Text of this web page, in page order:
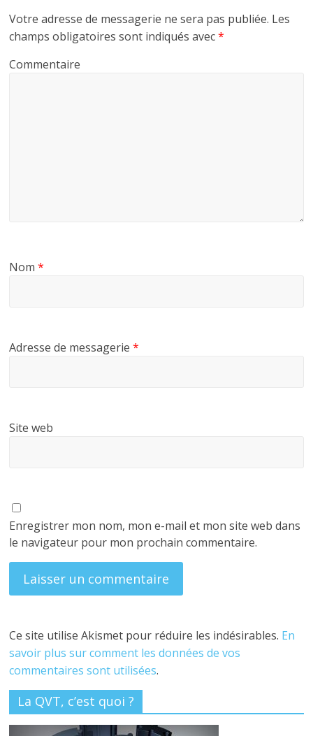
Votre adresse de messagerie ne sera pas publiée. Les
champs obligatoires sont indiqués avec*
Commentaire
Nom*
Adresse de messagerie*
Site web
Enregistrer mon nom, mon e-mail et mon site web dans
le navigateur pour mon prochain commentaire.
Ce site utilise Akismet pour réduire les indésirables. En
savoir plus sur comment les données de vos
commentaires sont utilisées.
La QVT, c’est quoi ?